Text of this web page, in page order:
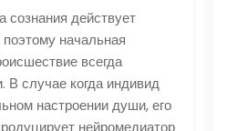
сознания действует
начальная
всегда
В случае когда индивид
настроении души, его
нейромедиатор